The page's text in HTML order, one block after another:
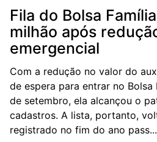
Fila do Bolsa
milhão após
emergencial
Com a redução no valor do
de espera para entrar no Bolsa
de setembro, ela alcançou o
cadastros. A lista, portanto,
registrado no fim do ano pass...